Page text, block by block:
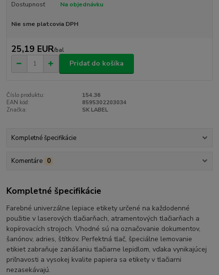
Dostupnosť Na objednávku
Nie sme platcovia DPH
25,19 EUR/bal
Pridať do košíka
Číslo produktu:
154.36
EAN kód:
8595302203034
Značka:
SK LABEL
Kompletné špecifikácie
Komentáre 0
Kompletné špecifikácie
Farebné univerzálne lepiace etikety určené na každodenné
použitie v laserových tlačiarňach, atramentových tlačiarňach a
kopírovacích strojoch. Vhodné sú na označovanie dokumentov,
šanónov, adries, štítkov. Perfektná tlač, špeciálne lemovanie
etikiet zabraňuje zanášaniu tlačiarne lepidlom, vďaka vynikajúcej
priľnavosti a vysokej kvalite papiera sa etikety v tlačiarni
nezasekávajú.